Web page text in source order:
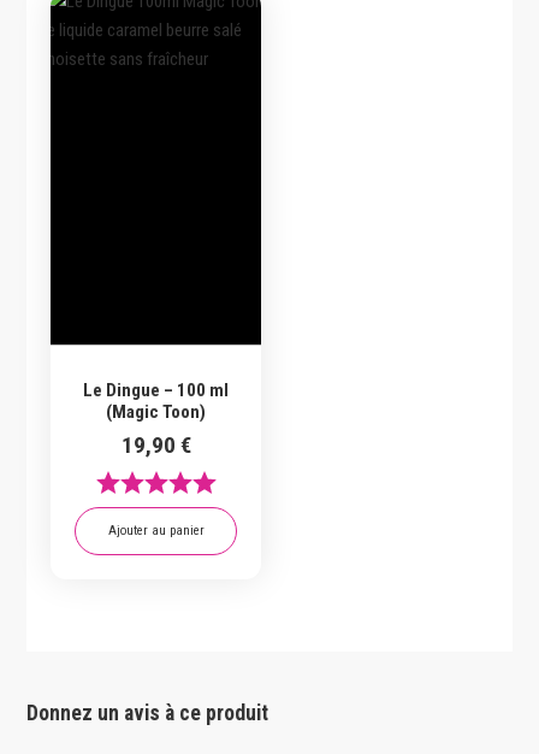
Le Dingue – 100 ml
(Magic Toon)
19,90 €
Ajouter au panier
Donnez un avis à ce produit